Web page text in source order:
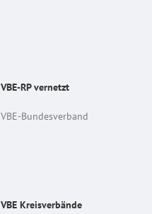
VBE-RP vernetzt
VBE-Bundesverband
VBE Kreisverbände